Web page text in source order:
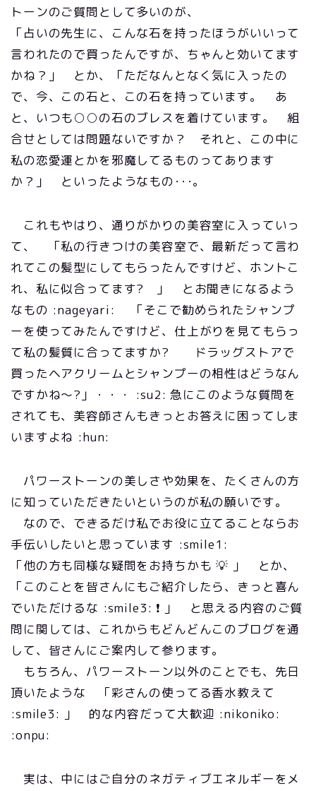
トーンのご質問として多いのが、
「占いの先生に、こんな石を持ったほうがいいって
言われたので買ったんですが、ちゃんと効いてます
かね？」 とか、「ただなんとなく気に入ったの
で、今、この石と、この石を持っています。 あ
と、いつも○○の石のブレスを着けています。 組
合せとしては問題ないですか？ それと、この中に
私の恋愛運とかを邪魔してるものってあります
か？」 といったようなもの･･･。
これもやはり、通りがかりの美容室に入っていっ
て、 「私の行きつけの美容室で、最新だって言わ
れてこの髪型にしてもらったんですけど、ホントこ
れ、私に似合ってます? 」 とお聞きになるよう
なもの :nageyari: 「そこで勧められたシャンプ
ーを使ってみたんですけど、仕上がりを見てもらっ
て私の髪質に合ってますか? ドラッグストアで
買ったヘアクリームとシャンプーの相性はどうなん
ですかね～?」・・・ :su2: 急にこのような質問を
されても、美容師さんもきっとお答えに困ってしま
いますよね :hun:
パワーストーンの美しさや効果を、たくさんの方
に知っていただきたいというのが私の願いです。
なので、できるだけ私でお役に立てることならお
手伝いしたいと思っています :smile1:
「他の方も同様な疑問をお持ちかも 💡 」 とか、
「このことを皆さんにもご紹介したら、きっと喜ん
でいただけるな :smile3: ❗ 」 と思える内容のご質
問に関しては、これからもどんどんこのブログを通
して、皆さんにご案内して参ります。
もちろん、パワーストーン以外のことでも、先日
頂いたような 「彩さんの使ってる香水教えて
:smile3: 」 的な内容だって大歓迎 :nikoniko:
:onpu:
実は、中にはご自分のネガティブエネルギーをメ